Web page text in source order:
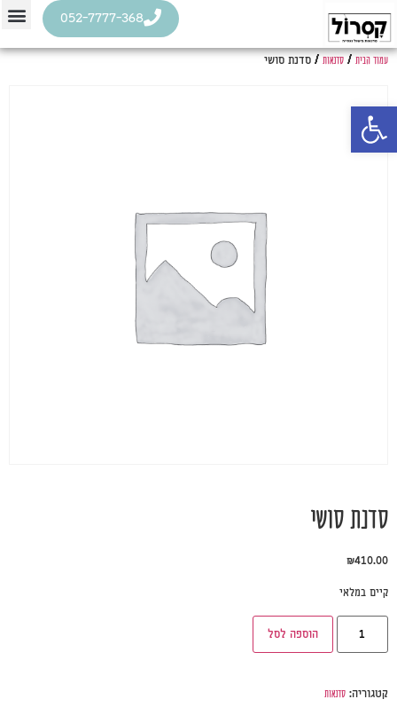
פתח סרגל נגישות
052-7777-368
עמוד הבית / סדנאות / סדנת סושי
סדנת סושי
₪410.00
קיים במלאי
הוספה לסל
קטגוריה: סדנאות